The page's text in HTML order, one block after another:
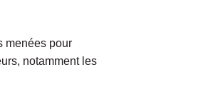
menées pour
notamment les